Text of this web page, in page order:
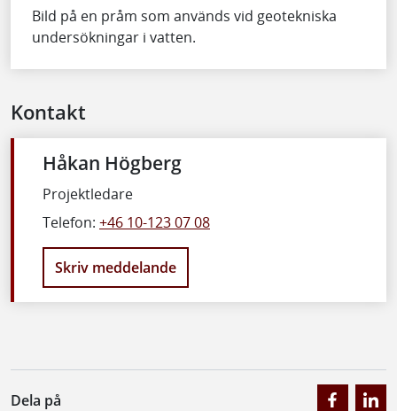
Bild på en pråm som används vid geotekniska
undersökningar i vatten.
Kontakt
Håkan Högberg
Projektledare
Telefon: +46 10-123 07 08
Skriv meddelande
Dela på